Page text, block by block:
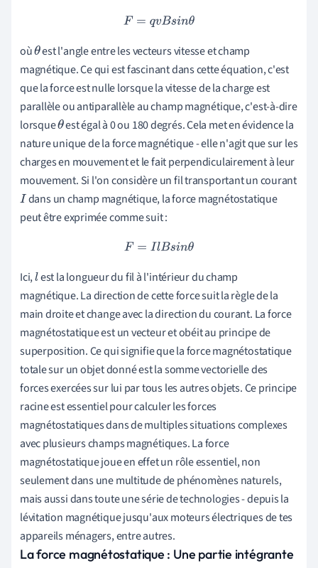
F= qvBsinθ
oùθest l'angle entre les vecteurs vitesse et champ
magnétique. Ce qui est fascinant dans cette équation, c'est
que la force est nulle lorsque la vitesse de la charge est
parallèle ou antiparallèle au champ magnétique, c'est-à-dire
lorsqueθest égal à 0 ou 180 degrés. Cela met en évidence la
nature unique de la force magnétique - elle n'agit que sur les
charges en mouvement et le fait perpendiculairement à leur
mouvement. Si l'on considère un fil transportant un courant
I dans un champ magnétique, la force magnétostatique
peut être exprimée comme suit :
F= IlBsinθ
Ici,lest la longueur du fil à l'intérieur du champ
magnétique. La direction de cette force suit la règle de la
main droite et change avec la direction du courant. La force
magnétostatique est un vecteur et obéit au principe de
superposition. Ce qui signifie que la force magnétostatique
totale sur un objet donné est la somme vectorielle des
forces exercées sur lui par tous les autres objets. Ce principe
racine est essentiel pour calculer les forces
magnétostatiques dans de multiples situations complexes
avec plusieurs champs magnétiques. La force
magnétostatique joue en effet un rôle essentiel, non
seulement dans une multitude de phénomènes naturels,
mais aussi dans toute une série de technologies - depuis la
lévitation magnétique jusqu'aux moteurs électriques de tes
appareils ménagers, entre autres.
La force magnétostatique : Une partie intégrante